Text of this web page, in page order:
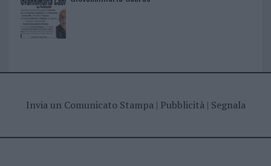
Invia un Comunicato Stampa| Pubblicità| Segnala